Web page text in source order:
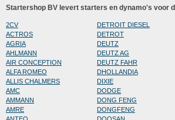
Startershop BV levert starters en dynamo's voor
2CV
ACTROS
AGRIA
AHLMANN
AIR CONCEPTION
ALFA ROMEO
ALLIS CHALMERS
AMC
AMMANN
AMRE
DETROIT DIESEL
DETROT
DEUTZ
DEUTZ AG
DEUTZ FAHR
DHOLLANDIA
DIXIE
DODGE
DONG FENG
DONGFENG